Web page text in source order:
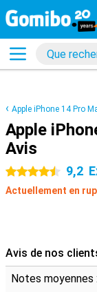
Apple iPhone 14 Pro
Apple
Avis
4.5 étoiles 9,2
Actuellement en
Avis de nos
Notes moyennes :